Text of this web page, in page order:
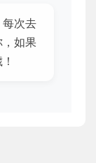
次去
如果